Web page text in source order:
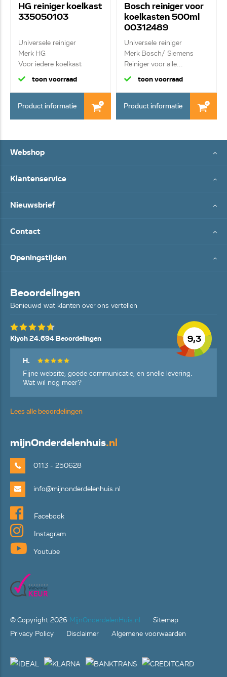
HG reiniger koelkast
335050103
Universele reiniger
Merk HG
Voor iedere koelkast
toon voorraad
Product informatie
Bosch reiniger voor
koelkasten 500ml
00312489
Universele reiniger
Merk Bosch/ Siemens
Reiniger voor alle...
toon voorraad
Product informatie
Webshop
Klantenservice
Nieuwsbrief
Contact
Openingstijden
Beoordelingen
Benieuwd wat klanten over ons vertellen
9,3
Kiyoh 24.694 Beoordelingen
H.
Fijne website, goede communicatie, en snelle levering.
Wat wil nog meer?
Lees alle beoordelingen
mijnOnderdelenhuis.nl
0113 - 250628
info@mijnonderdelenhuis.nl
Facebook
Instagram
Youtube
© Copyright 2026 MijnOnderdelenHuis.nl
Sitemap
Privacy Policy
Disclaimer Algemene voorwaarden